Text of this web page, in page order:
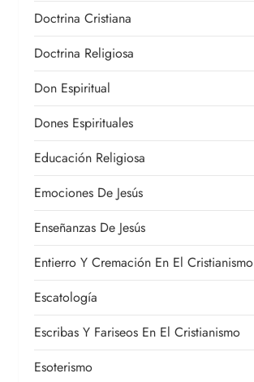
Doctrina Cristiana
Doctrina Religiosa
Don Espiritual
Dones Espirituales
Educación Religiosa
Emociones De Jesús
Enseñanzas De Jesús
Entierro Y Cremación En El Cristianismo
Escatología
Escribas Y Fariseos En El Cristianismo
Esoterismo